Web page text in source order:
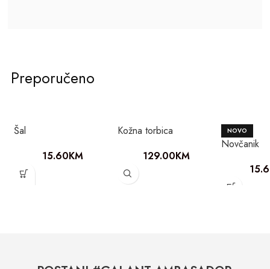
Preporučeno
Šal
15.60KM
Kožna torbica
129.00KM
NOVO
Novčanik